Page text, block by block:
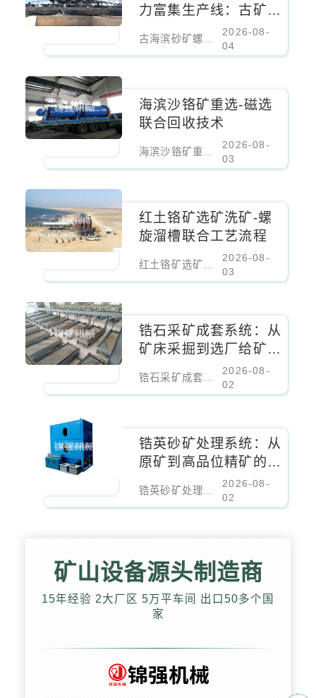
力富集生产线：古矿床
螺旋溜槽重力富集生产
线
古海滨砂矿螺旋溜槽重力富集生产线：古矿床螺旋溜槽重力富集生产线
2026-08-
04
海滨沙铬矿重选-磁选
联合回收技术
海滨沙铬矿重选-磁选联合回收技术
2026-08-
03
红土铬矿选矿洗矿-螺
旋溜槽联合工艺流程
红土铬矿选矿洗矿-螺旋溜槽联合工艺流程
2026-08-
03
锆石采矿成套系统：从
矿床采掘到选厂给矿的
全流程装备与工艺集成
方案
锆石采矿成套系统：从矿床采掘到选厂给矿的全流程装备与工艺集成方案
2026-08-
02
锆英砂矿处理系统：从
原矿到高品位精矿的全
流程工艺方案
锆英砂矿处理系统：从原矿到高品位精矿的全流程工艺方案
2026-08-
02
矿山设备源头制造商
15年经验 2大厂区 5万平车间 出口50多个国
家